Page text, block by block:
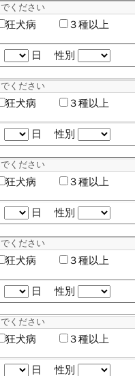
狂犬病 ３種以上
日 性別
狂犬病 ３種以上
日 性別
狂犬病 ３種以上
日 性別
狂犬病 ３種以上
日 性別
狂犬病 ３種以上
日 性別